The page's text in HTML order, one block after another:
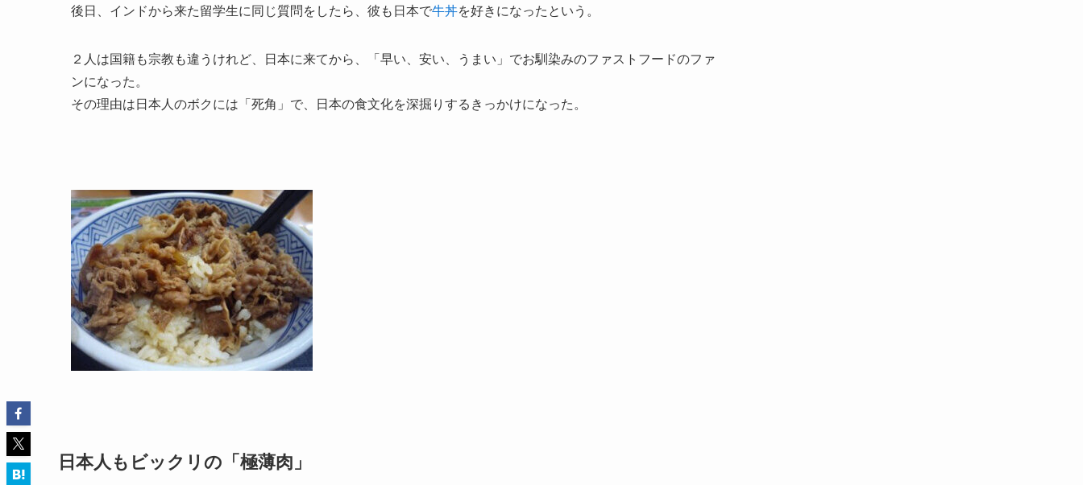
後日、インドから来た留学生に同じ質問をしたら、彼も日本で牛丼を好きになったという。
２人は国籍も宗教も違うけれど、日本に来てから、「早い、安い、うまい」でお馴染みのファストフードのファ
ンになった。
その理由は日本人のボクには「死角」で、日本の食文化を深掘りするきっかけになった。
日本人もビックリの「極薄肉」